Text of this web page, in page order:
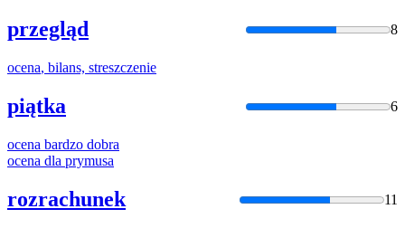
przegląd 8
ocena, bilans, streszczenie
piątka 6
ocena bardzo dobra
ocena dla prymusa
rozrachunek 11